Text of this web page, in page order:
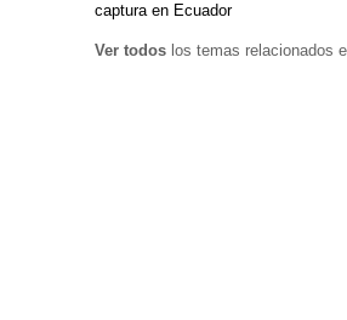
captura en Ecuador
Ver todos los temas relacionados